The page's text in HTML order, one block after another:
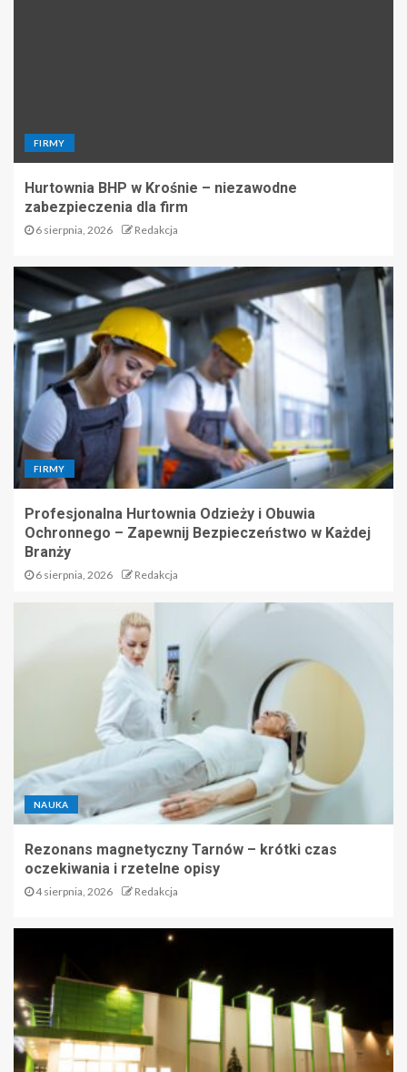
FIRMY
Hurtownia BHP w Krośnie – niezawodne
zabezpieczenia dla firm
6 sierpnia, 2026 Redakcja
FIRMY
Profesjonalna Hurtownia Odzieży i Obuwia
Ochronnego – Zapewnij Bezpieczeństwo w Każdej
Branży
6 sierpnia, 2026 Redakcja
NAUKA
Rezonans magnetyczny Tarnów – krótki czas
oczekiwania i rzetelne opisy
4 sierpnia, 2026 Redakcja